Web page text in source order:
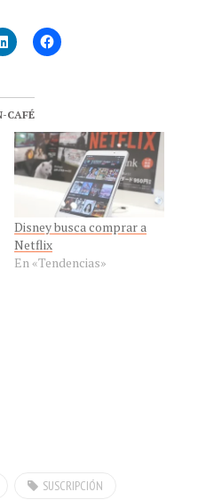
Disney busca comprar a
Netflix
En «Tendencias»